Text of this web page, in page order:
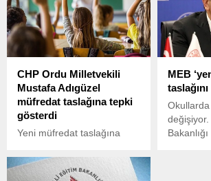
yerlerine
CHP Ordu Milletvekili
Mustafa Adıgüzel
müfredat taslağına tepki
gösterdi
Yeni müfredat taslağına
CHP Ordu Milletvekili
Mustafa Adıgüzel,
MEB